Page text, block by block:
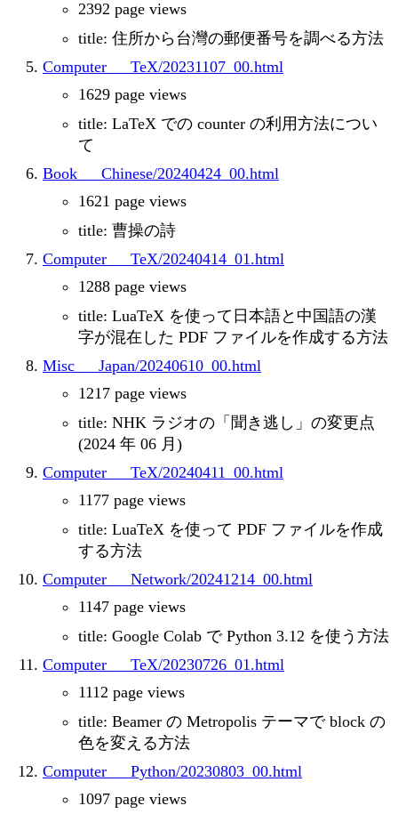
2392 page views
title: 住所から台灣の郵便番号を調べる方法
Computer___TeX/20231107_00.html
1629 page views
title: LaTeX での counter の利用方法につい
て
Book___Chinese/20240424_00.html
1621 page views
title: 曹操の詩
Computer___TeX/20240414_01.html
1288 page views
title: LuaTeX を使って日本語と中国語の漢
字が混在した PDF ファイルを作成する方法
Misc___Japan/20240610_00.html
1217 page views
title: NHK ラジオの「聞き逃し」の変更点
(2024 年 06 月)
Computer___TeX/20240411_00.html
1177 page views
title: LuaTeX を使って PDF ファイルを作成
する方法
Computer___Network/20241214_00.html
1147 page views
title: Google Colab で Python 3.12 を使う方法
Computer___TeX/20230726_01.html
1112 page views
title: Beamer の Metropolis テーマで block の
色を変える方法
Computer___Python/20230803_00.html
1097 page views